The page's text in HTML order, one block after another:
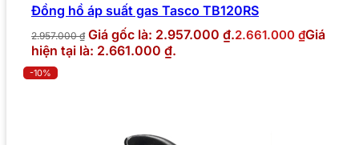
Đồng hồ áp suất gas Tasco TB120RS
2.957.000₫ Giá gốc là: 2.957.000 ₫.2.661.000 ₫Giá
hiện tại là: 2.661.000 ₫.
-10%